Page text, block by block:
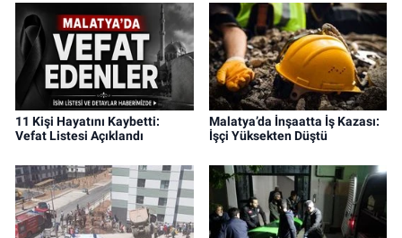
11 Kişi Hayatını Kaybetti:
Vefat Listesi Açıklandı
Malatya’da İnşaatta İş Kazası:
İşçi Yüksekten Düştü